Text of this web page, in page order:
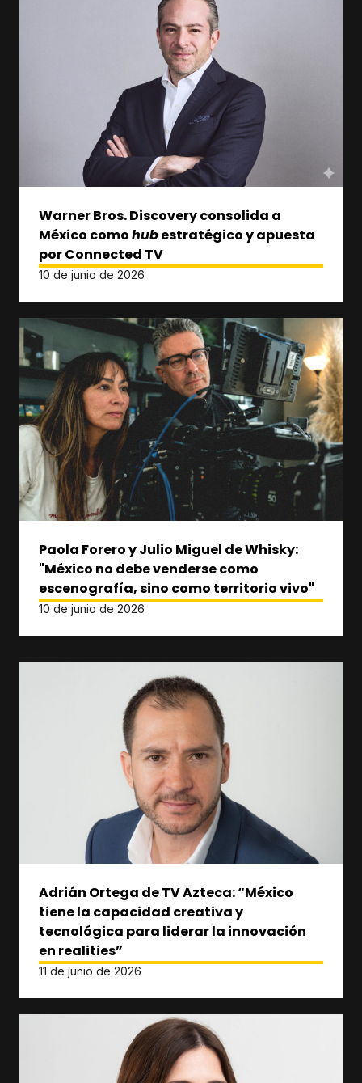
Warner Bros. Discovery consolida a
México comohubestratégico y apuesta
por Connected TV
10 de junio de 2026
Paola Forero y Julio Miguel de Whisky:
"México no debe venderse como
escenografía, sino como territorio vivo"
10 de junio de 2026
Adrián Ortega de TV Azteca: “México
tiene la capacidad creativa y
tecnológica para liderar la innovación
en realities”
11 de junio de 2026